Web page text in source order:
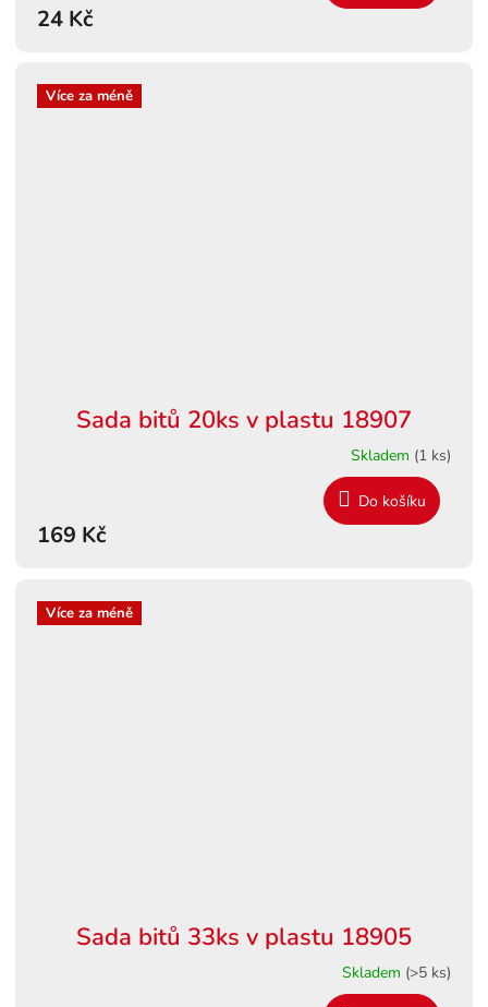
24 Kč
Více za méně
Sada bitů 20ks v plastu 18907
Skladem (1 ks)
169 Kč
Do košíku
Více za méně
Sada bitů 33ks v plastu 18905
Skladem (>5 ks)